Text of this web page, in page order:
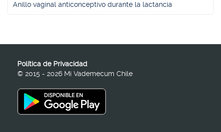
Anillo vaginal anticonceptivo durante la lactancia
Política de Privacidad
© 2015 - 2026 Mi Vademecum Chile